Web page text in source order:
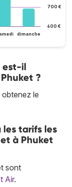
600 €
700 €
dimanche
est-il
?
le
tarifs les
à Phuket
sont
Air.